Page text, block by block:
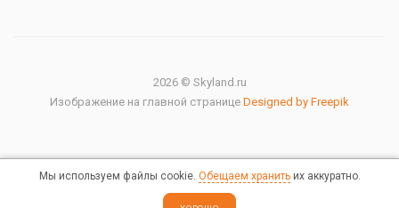
2026 © Skyland.ru
Изображение на главной странице Designed by Freepik
Правовая информация
Мы используем файлы cookie. Обещаем хранитьих аккуратно.